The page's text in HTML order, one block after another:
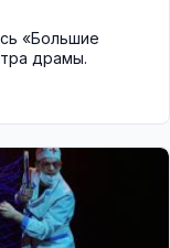
«Большие
драмы.